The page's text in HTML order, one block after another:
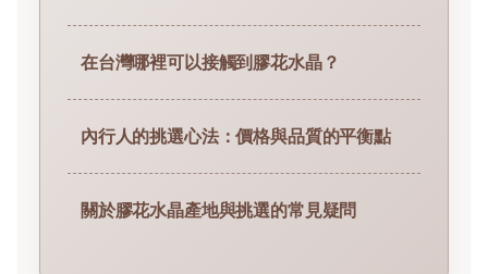
在台灣哪裡可以接觸到膠花水晶？
內行人的挑選心法：價格與品質的平衡點
關於膠花水晶產地與挑選的常見疑問